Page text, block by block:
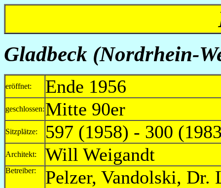
Gladbeck (Nordrhein-
eröffnet: Ende 1956
geschlossen: Mitte 90er
Sitzplätze: 597 (1958) - 300
Architekt: Will Weigandt
Betreiber:
Pelzer, Vandolski, Dr.